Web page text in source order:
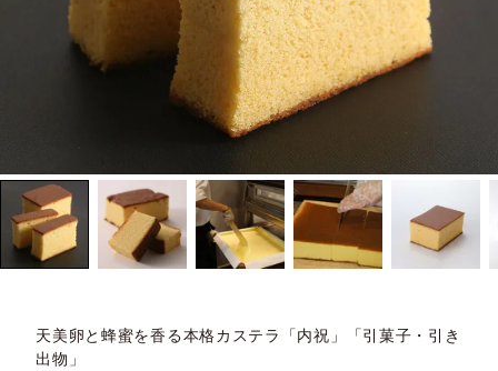
天美卵と蜂蜜を香る本格カステラ「内祝」「引菓子・引き
出物」